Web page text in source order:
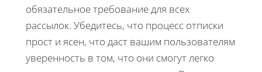
обязательное требование для всех
рассылок. Убедитесь, что процесс отписки
прост и ясен, что даст вашим пользователям
уверенность в том, что они смогут легко